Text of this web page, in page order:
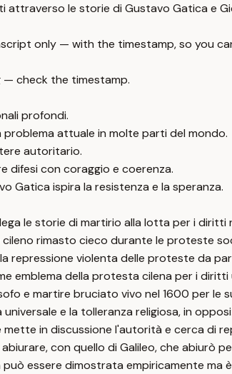
le storie di Gustavo Gatica e
only — with the timestamp, so you
check the timestamp.
profondi.
attuale in molte parti del mondo.
autoritario.
difesi con coraggio e coerenza.
Gatica ispira la resistenza e la speranza.
le storie di martirio alla lotta per i diritti
rimasto cieco durante le proteste
repressione violenta delle proteste da
emblema della protesta cilena per i diritti
e martire bruciato vivo nel 1600 per le
e la tolleranza religiosa, in
in discussione l'autorità e cerca di
con quello di Galileo, che abiurò
essere dimostrata empiricamente ma